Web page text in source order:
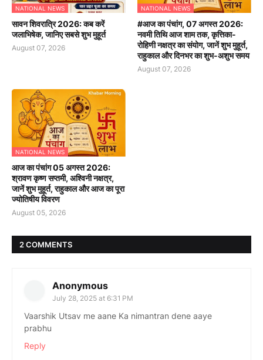
NATIONAL NEWS
सावन शिवरात्रि 2026: कब करें
जलाभिषेक, जानिए सबसे शुभ मुहूर्त
August 07, 2026
NATIONAL NEWS
#आज का पंचांग, 07 अगस्त 2026:
नवमी तिथि आज शाम तक, कृत्तिका-
रोहिणी नक्षत्र का संयोग, जानें शुभ मुहूर्त,
राहुकाल और दिनभर का शुभ-अशुभ समय
August 07, 2026
NATIONAL NEWS
आज का पंचांग 05 अगस्त 2026:
श्रावण कृष्ण सप्तमी, अश्विनी नक्षत्र,
जानें शुभ मुहूर्त, राहुकाल और आज का पूरा
ज्योतिषीय विवरण
August 05, 2026
2 COMMENTS
Anonymous
July 28, 2025 at 6:31 PM
Vaarshik Utsav me aane Ka nimantran dene aaye
prabhu
Reply